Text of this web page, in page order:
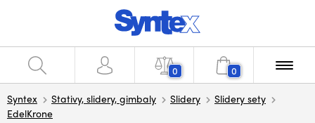
0 0
Syntex Stativy, slidery, gimbaly Slidery
Slidery sety
EdelKrone